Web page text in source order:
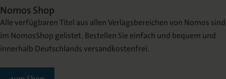
Nomos Shop
Alle verfügbaren Titel aus allen Verlagsbereichen von Nomos sind
im NomosShop gelistet. Bestellen Sie einfach und bequem und
innerhalb Deutschlands versandkostenfrei.